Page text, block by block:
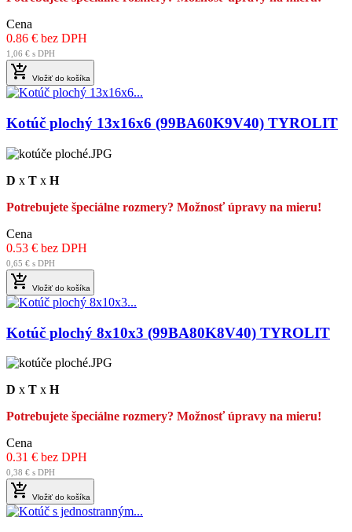
Cena
0.86 € bez DPH
1,06 € s DPH
 Vložiť do košíka
Kotúč plochý 13x16x6 (99BA60K9V40) TYROLIT
D x T x H
Potrebujete špeciálne rozmery? Možnosť úpravy na mieru!
Cena
0.53 € bez DPH
0,65 € s DPH
 Vložiť do košíka
Kotúč plochý 8x10x3 (99BA80K8V40) TYROLIT
D x T x H
Potrebujete špeciálne rozmery? Možnosť úpravy na mieru!
Cena
0.31 € bez DPH
0,38 € s DPH
 Vložiť do košíka